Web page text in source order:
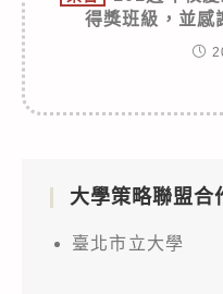
得獎班級，並感
大學策略聯盟合
臺北市立大學